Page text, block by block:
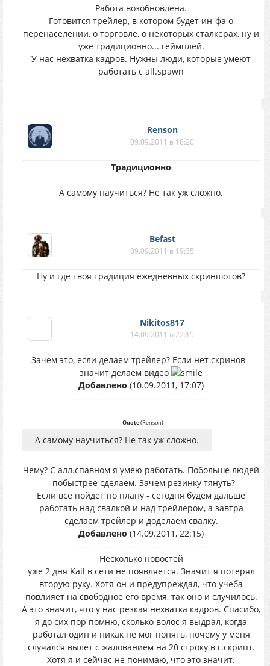
Работа возобновлена.
Готовится трейлер, в котором будет ин-фа о
перенаселении, о торговле, о некоторых сталкерах, ну и
уже традиционно... геймплей.
У нас нехватка кадров. Нужны люди, которые умеют
работать с all.spawn
Renson
09.09.2011 в 18:20
Традиционно
А самому научиться? Не так уж сложно.
Befast
09.09.2011 в 19:35
Ну и где твоя традиция ежедневных скриншотов?
Nikitos817
14.09.2011 в 22:15
Зачем это, если делаем трейлер? Если нет скринов -
значит делаем видео
Добавлено (10.09.2011, 17:07)
---------------------------------------------
Quote(Renson)
А самому научиться? Не так уж сложно.
Чему? С алл.спавном я умею работать. Побольше людей
- побыстрее сделаем. Зачем резинку тянуть?
Если все пойдет по плану - сегодня будем дальше
работать над свалкой и над трейлером, а завтра
сделаем трейлер и доделаем свалку.
Добавлено (14.09.2011, 22:15)
---------------------------------------------
Несколько новостей
уже 2 дня Kail в сети не появляется. Значит я потерял
вторую руку. Хотя он и предупреждал, что учеба
повлияет на свободное его время, так оно и случилось.
А это значит, что у нас резкая нехватка кадров. Спасибо,
я до сих пор помню, сколько волос я выдрал, когда
работал один и никак не мог понять, почему у меня
случался вылет с жалованием на 20 строку в г.скрипт.
Хотя я и сейчас не понимаю, что это значит.